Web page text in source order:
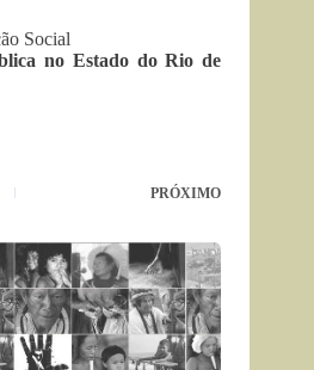
Social
no Estado do Rio de
PRÓXIMO